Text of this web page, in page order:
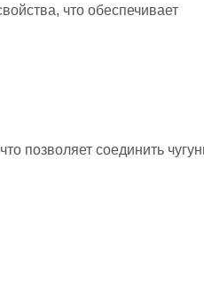
что обеспечивает
позволяет соединить